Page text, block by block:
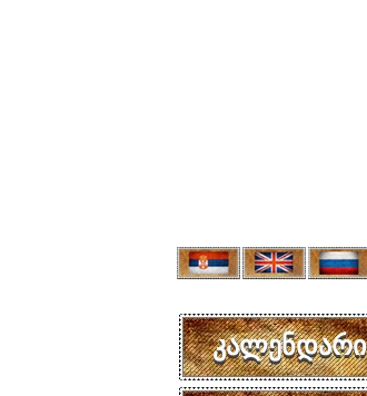
კალენდარი